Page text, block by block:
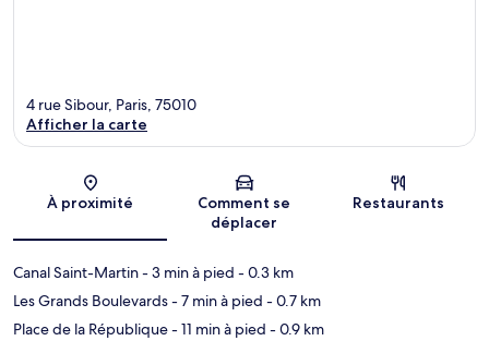
Carte
4 rue Sibour, Paris, 75010
Afficher la carte
À proximité
Comment se
déplacer
Restaurants
Canal Saint-Martin- 3 min à pied - 0.3 km
Les Grands Boulevards- 7 min à pied - 0.7 km
Place de la République- 11 min à pied - 0.9 km